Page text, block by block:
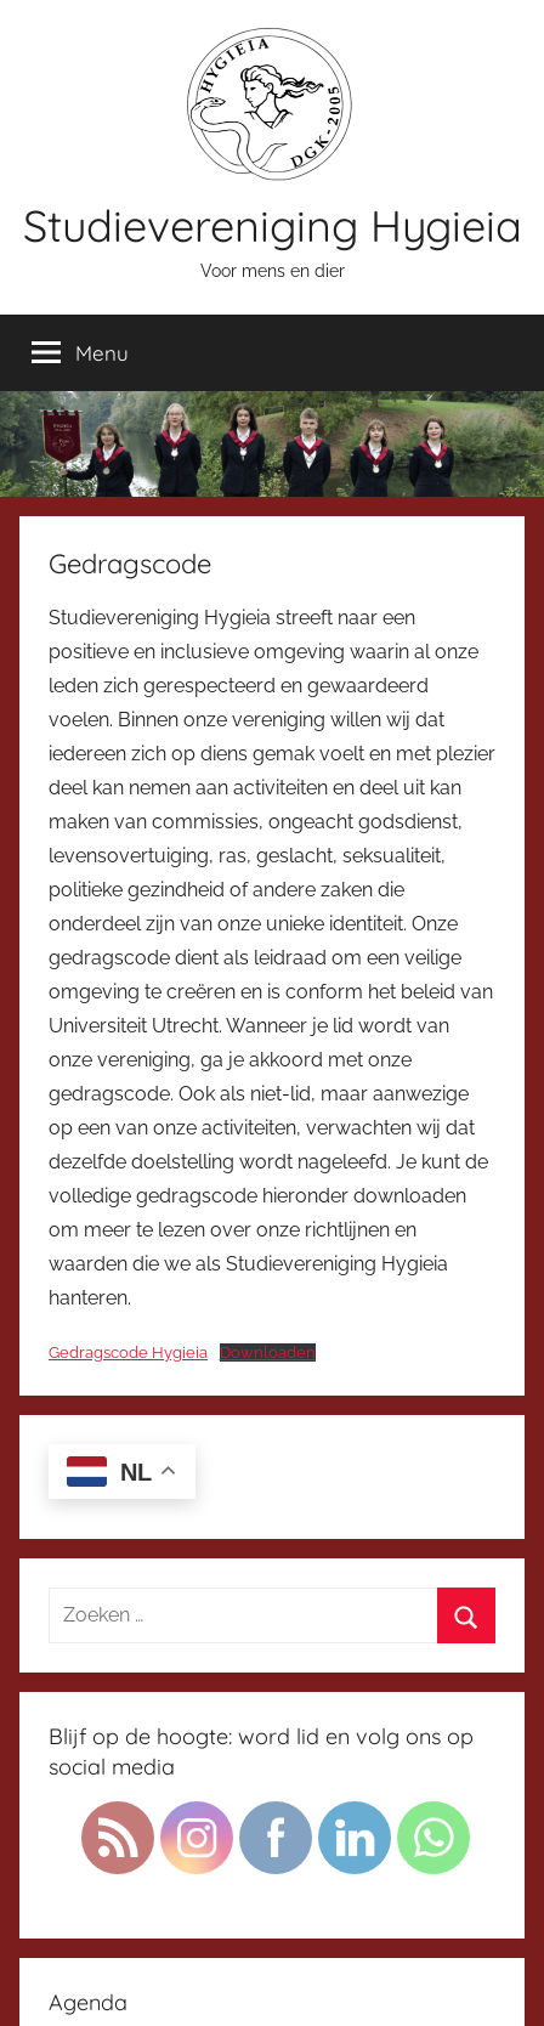
Studievereniging Hygieia
Voor mens en dier
Menu
Gedragscode
Studievereniging Hygieia streeft naar een
positieve en inclusieve omgeving waarin al onze
leden zich gerespecteerd en gewaardeerd
voelen. Binnen onze vereniging willen wij dat
iedereen zich op diens gemak voelt en met plezier
deel kan nemen aan activiteiten en deel uit kan
maken van commissies, ongeacht godsdienst,
levensovertuiging, ras, geslacht, seksualiteit,
politieke gezindheid of andere zaken die
onderdeel zijn van onze unieke identiteit. Onze
gedragscode dient als leidraad om een veilige
omgeving te creëren en is conform het beleid van
Universiteit Utrecht. Wanneer je lid wordt van
onze vereniging, ga je akkoord met onze
gedragscode. Ook als niet-lid, maar aanwezige
op een van onze activiteiten, verwachten wij dat
dezelfde doelstelling wordt nageleefd. Je kunt de
volledige gedragscode hieronder downloaden
om meer te lezen over onze richtlijnen en
waarden die we als Studievereniging Hygieia
hanteren.
Gedragscode Hygieia Downloaden
NL
Blijf op de hoogte: word lid en volg ons op
social media
Agenda